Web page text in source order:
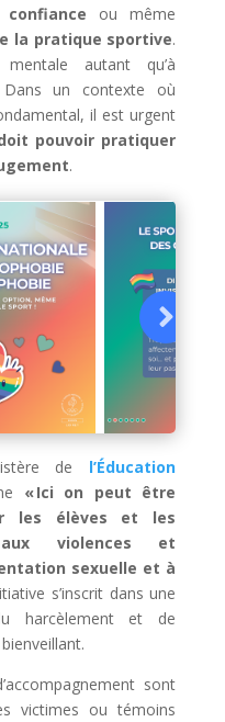
ou même
la pratique sportive.
autant qu’à
Dans un contexte où
il est urgent
pouvoir pratiquer
.
de l’Éducation
« Ici on peut être
les élèves et les
violences et
sexuelle et à
s’inscrit dans une
harcèlement et de
sont
victimes ou témoins